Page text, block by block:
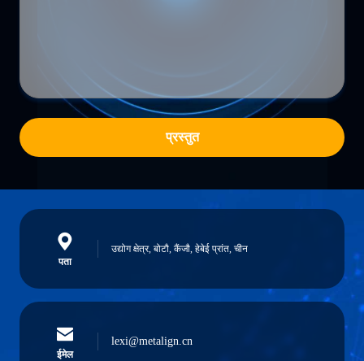
प्रस्तुत
पता
उद्योग क्षेत्र, बोटौ, कैंजौ, हेबेई प्रांत, चीन
ईमेल
lexi@metalign.cn